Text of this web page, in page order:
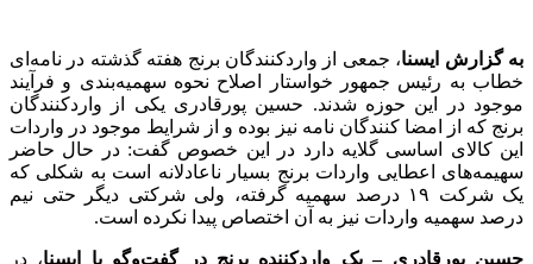
به گزارش ایسنا، جمعی از واردکنندگان برنج هفته گذشته در نامه‌ای
خطاب به رئیس جمهور خواستار اصلاح نحوه سهمیه‌بندی و فرآیند
موجود در این حوزه شدند. حسین پورقادری یکی از واردکنندگان
برنج که از امضا کنندگان نامه نیز بوده و از شرایط موجود در واردات
این کالای اساسی گلایه دارد در این خصوص گفت: در حال حاضر
سهیمه‌های اعطایی واردات برنج بسیار ناعادلانه است به شکلی که
یک شرکت ۱۹ درصد سهمیه گرفته، ولی شرکتی دیگر حتی نیم
درصد سهمیه واردات نیز به آن اختصاص پیدا نکرده است.
حسین پورقادری – یک واردکننده برنج در گفت‌وگو با ایسنا، در